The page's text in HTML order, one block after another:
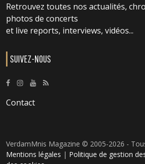
Retrouvez toutes nos actualités,
photos de concerts
et live reports, interviews, vidéos...
SUIVEZ-NOUS
Contact
VerdamMnis Magazine © 2005-2026 -
Mentions légales | Politique de gestion